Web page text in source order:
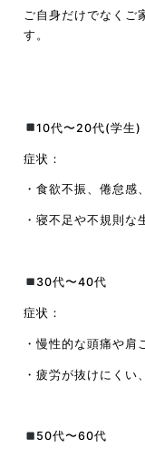
ご自身だけでなくご
す。
10代〜20代(学生)
症状：
・食欲不振、倦怠感
・寝不足や不規則な
30代〜40代
症状：
・慢性的な頭痛や肩
・疲労が抜けにくい
50代〜60代